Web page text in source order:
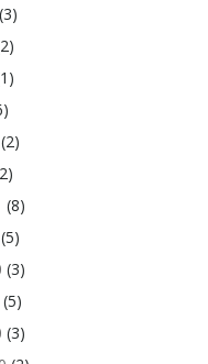
(3)
(2)
(8)
(5)
(3)
(5)
(3)